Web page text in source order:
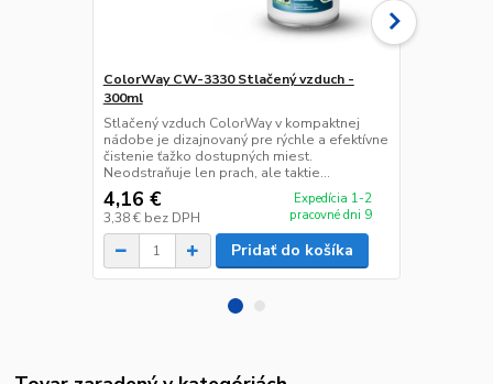
ColorWay CW-3330 Stlačený vzduch -
300ml
Stlačený vzduch ColorWay v kompaktnej
nádobe je dizajnovaný pre rýchle a efektívne
čistenie ťažko dostupných miest.
Neodstraňuje len prach, ale taktie...
4,16 €
3,38 € bez DPH
Expedícia 1-2
pracovné dni 9
Pridať do košíka